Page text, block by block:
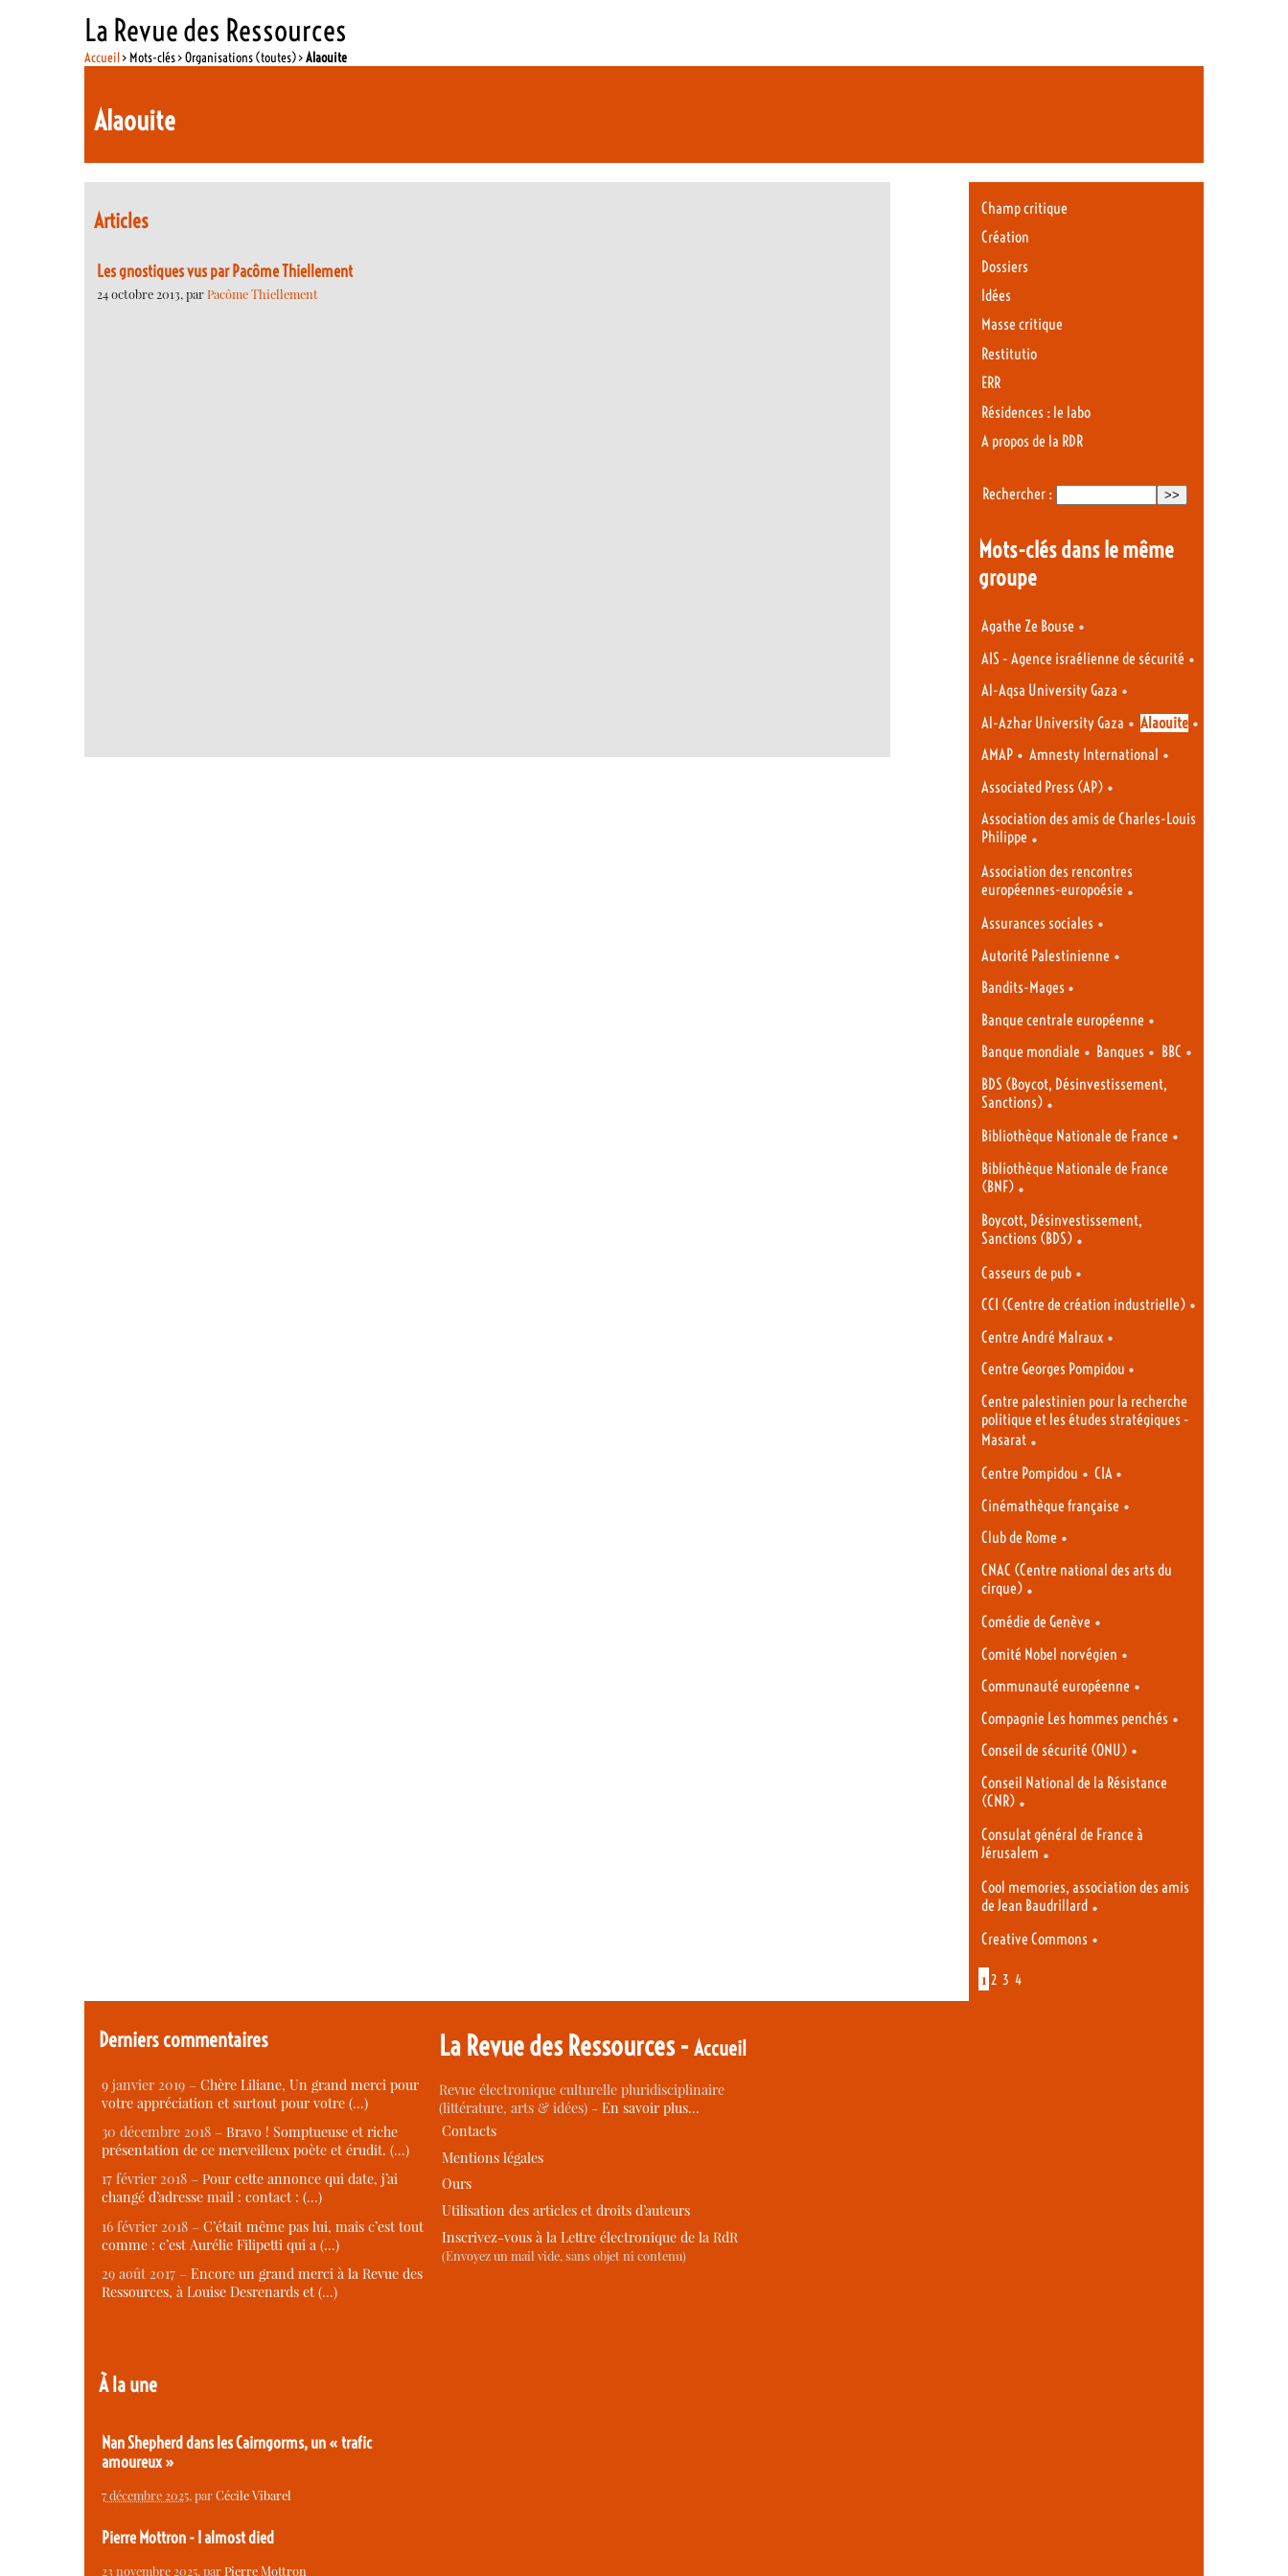
La Revue des Ressources
Accueil> Mots-clés > Organisations (toutes) >Alaouite
Alaouite
Articles
Les gnostiques vus par Pacôme Thiellement
24 octobre 2013, parPacôme Thiellement
Champ critique
Création
Dossiers
Idées
Masse critique
Restitutio
ERR
Résidences : le labo
A propos de la RDR
Rechercher :
Mots-clés dans le même
groupe
Agathe Ze Bouse •
AIS - Agence israélienne de sécurité •
Al-Aqsa University Gaza •
Al-Azhar University Gaza • Alaouite •
AMAP • Amnesty International •
Associated Press (AP) •
Association des amis de Charles-Louis
Philippe •
Association des rencontres
européennes-europoésie •
Assurances sociales •
Autorité Palestinienne •
Bandits-Mages •
Banque centrale européenne •
Banque mondiale • Banques • BBC •
BDS (Boycot, Désinvestissement,
Sanctions) •
Bibliothèque Nationale de France •
Bibliothèque Nationale de France
(BNF) •
Boycott, Désinvestissement,
Sanctions (BDS) •
Casseurs de pub •
CCI (Centre de création industrielle) •
Centre André Malraux •
Centre Georges Pompidou •
Centre palestinien pour la recherche
politique et les études stratégiques -
Masarat •
Centre Pompidou • CIA •
Cinémathèque française •
Club de Rome •
CNAC (Centre national des arts du
cirque) •
Comédie de Genève •
Comité Nobel norvégien •
Communauté européenne •
Compagnie Les hommes penchés •
Conseil de sécurité (ONU) •
Conseil National de la Résistance
(CNR) •
Consulat général de France à
Jérusalem •
Cool memories, association des amis
de Jean Baudrillard •
Creative Commons •
1 2 3 4
Derniers commentaires
9 janvier 2019 – Chère Liliane, Un grand merci pour
votre appréciation et surtout pour votre (…)
30 décembre 2018 – Bravo ! Somptueuse et riche
présentation de ce merveilleux poète et érudit. (…)
17 février 2018 – Pour cette annonce qui date, j’ai
changé d’adresse mail : contact : (…)
16 février 2018 – C’était même pas lui, mais c’est tout
comme : c’est Aurélie Filipetti qui a (…)
29 août 2017 – Encore un grand merci à la Revue des
Ressources, à Louise Desrenards et (…)
À la une
Nan Shepherd dans les Cairngorms, un « trafic
amoureux »
7 décembre 2025, parCécile Vibarel
Pierre Mottron - I almost died
23 novembre 2025, parPierre Mottron
La Revue des Ressources -Accueil
Revue électronique culturelle pluridisciplinaire
(littérature, arts & idées) -En savoir plus…
Contacts
Mentions légales
Ours
Utilisation des articles et droits d’auteurs
Inscrivez-vous à la Lettre électronique de la RdR
(Envoyez un mail vide, sans objet ni contenu)